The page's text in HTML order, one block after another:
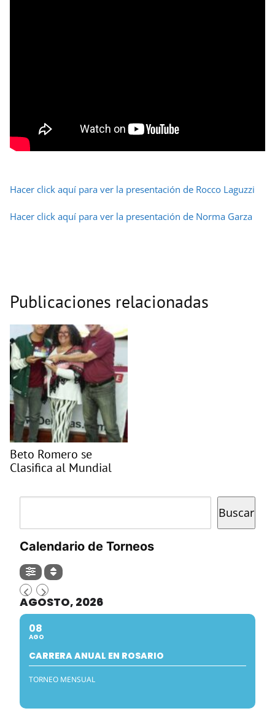
Hacer click aquí para ver la presentación de Rocco Laguzzi
Hacer click aquí para ver la presentación de Norma Garza
Publicaciones relacionadas
Beto Romero se
Clasifica al Mundial
Buscar
Calendario de Torneos
AGOSTO, 2026
08
AGO
CARRERA ANUAL EN ROSARIO
TORNEO MENSUAL